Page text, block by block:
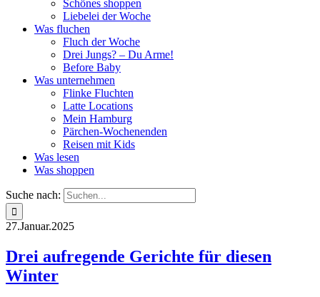
Schönes shoppen
Liebelei der Woche
Was fluchen
Fluch der Woche
Drei Jungs? – Du Arme!
Before Baby
Was unternehmen
Flinke Fluchten
Latte Locations
Mein Hamburg
Pärchen-Wochenenden
Reisen mit Kids
Was lesen
Was shoppen
Suche nach:
27.Januar.2025
Drei aufregende Gerichte für diesen
Winter